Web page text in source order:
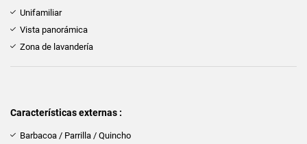
Unifamiliar
Vista panorámica
Zona de lavandería
Características externas :
Barbacoa / Parrilla / Quincho